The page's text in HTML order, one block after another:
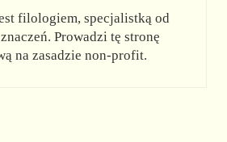
filologiem, specjalistką od
Prowadzi tę stronę
na zasadzie non-profit.